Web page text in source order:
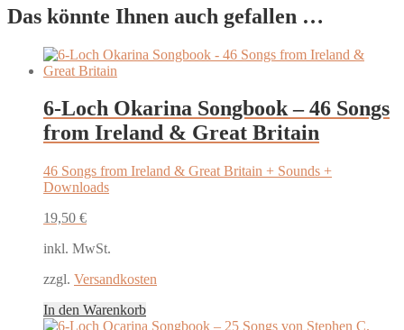
Das könnte Ihnen auch gefallen …
6-Loch Okarina Songbook – 46 Songs
from Ireland & Great Britain
46 Songs from Ireland & Great Britain + Sounds +
Downloads
19,50 €
inkl. MwSt.
zzgl. Versandkosten
In den Warenkorb